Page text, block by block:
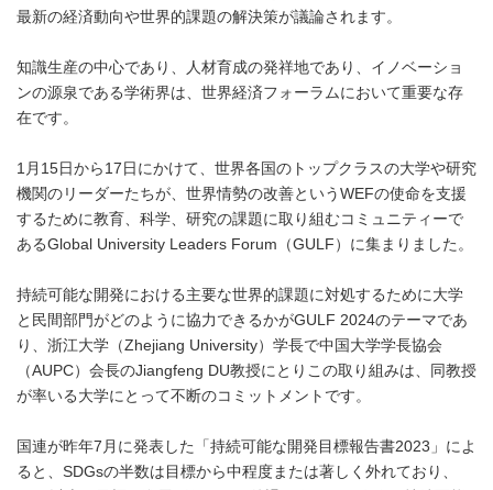
最新の経済動向や世界的課題の解決策が議論されます。
知識生産の中心であり、人材育成の発祥地であり、イノベーショ
ンの源泉である学術界は、世界経済フォーラムにおいて重要な存
在です。
1月15日から17日にかけて、世界各国のトップクラスの大学や研究
機関のリーダーたちが、世界情勢の改善というWEFの使命を支援
するために教育、科学、研究の課題に取り組むコミュニティーで
あるGlobal University Leaders Forum（GULF）に集まりました。
持続可能な開発における主要な世界的課題に対処するために大学
と民間部門がどのように協力できるかがGULF 2024のテーマであ
り、浙江大学（Zhejiang University）学長で中国大学学長協会
（AUPC）会長のJiangfeng DU教授にとりこの取り組みは、同教授
が率いる大学にとって不断のコミットメントです。
国連が昨年7月に発表した「持続可能な開発目標報告書2023」によ
ると、SDGsの半数は目標から中程度または著しく外れており、